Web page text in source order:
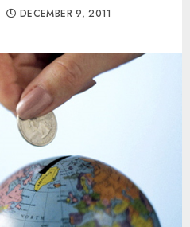
DECEMBER 9, 2011